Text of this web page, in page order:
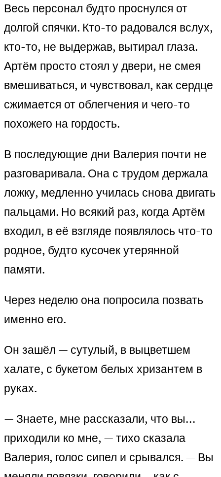
Весь персонал будто проснулся от
долгой спячки. Кто-то радовался вслух,
кто-то, не выдержав, вытирал глаза.
Артём просто стоял у двери, не смея
вмешиваться, и чувствовал, как сердце
сжимается от облегчения и чего-то
похожего на гордость.
В последующие дни Валерия почти не
разговаривала. Она с трудом держала
ложку, медленно училась снова двигать
пальцами. Но всякий раз, когда Артём
входил, в её взгляде появлялось что-то
родное, будто кусочек утерянной
памяти.
Через неделю она попросила позвать
именно его.
Он зашёл — сутулый, в выцветшем
халате, с букетом белых хризантем в
руках.
— Знаете, мне рассказали, что вы…
приходили ко мне, — тихо сказала
Валерия, голос сипел и срывался. — Вы